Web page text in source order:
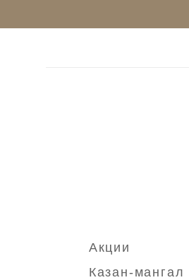
Акции
Казан-мангал